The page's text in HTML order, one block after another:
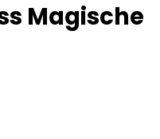
Magische